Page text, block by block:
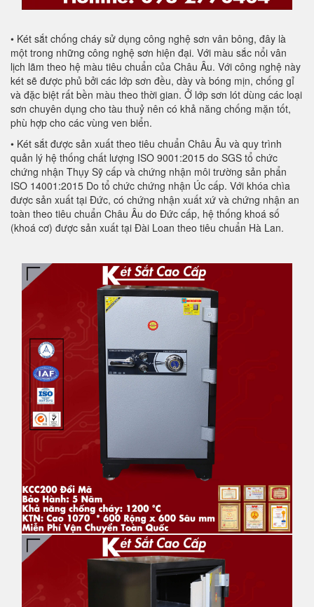
• Két sắt chống cháy sử dụng công nghệ sơn vân bông, đây là
một trong những công nghệ sơn hiện đại. Với màu sắc nổi vân
lịch lãm theo hệ màu tiêu chuẩn của Châu Âu. Với công nghệ này
két sẽ được phủ bởi các lớp sơn đều, dày và bóng mịn, chống gỉ
và đặc biệt rất bền màu theo thời gian. Ở lớp sơn lót dùng các loại
sơn chuyên dụng cho tàu thuỷ nên có khả năng chống mặn tốt,
phù hợp cho các vùng ven biển.
• Két sắt được sản xuất theo tiêu chuẩn Châu Âu và quy trình
quản lý hệ thống chất lượng ISO 9001:2015 do SGS tổ chức
chứng nhận Thụy Sỹ cấp và chứng nhận môi trường sản phẩn
ISO 14001:2015 Do tổ chức chứng nhận Úc cấp. Với khóa chìa
được sản xuất tại Đức, có chứng nhận xuất xứ và chứng nhận an
toàn theo tiêu chuẩn Châu Âu do Đức cấp, hệ thống khoá số
(khoá cơ) được sản xuất tại Đài Loan theo tiêu chuẩn Hà Lan.